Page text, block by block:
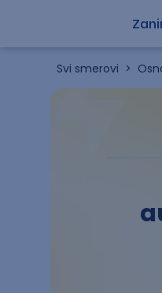
Svi smerovi >